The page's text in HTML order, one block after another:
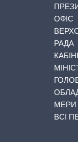
ОФІС
РАДА
МЕРИ
ВСІ